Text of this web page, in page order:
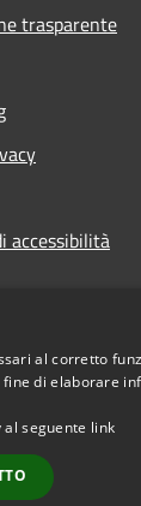
trasparente
accessibilità
2026 • Città di
al corretto
fine di elaborare
seguente link